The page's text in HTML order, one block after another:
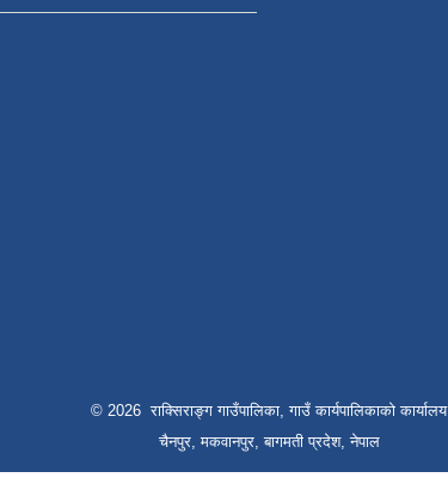
© 2026 राक्सिराङ्ग गाउँपालिका, गाउँ कार्यपालिकाको कार्यालय
चैनपुर, मकवानपुर, बागमती प्रदेश, नेपाल